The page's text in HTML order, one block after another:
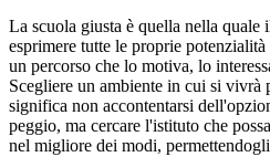
La scuola giusta è quella nella quale
esprimere tutte le proprie
un percorso che lo motiva, lo
Scegliere un ambiente in cui si vivrà
significa non accontentarsi
peggio, ma cercare l'istituto che
nel migliore dei modi,